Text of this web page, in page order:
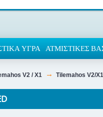
ΥΓΡΆ ΑΤΜΙΣΤΙΚΈΣ
V2 / X1 Tilemahos V2/